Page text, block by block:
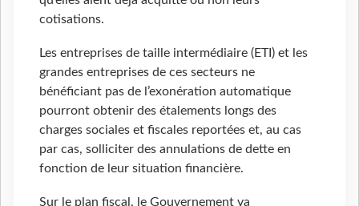
cotisations.
Les entreprises de taille intermédiaire (ETI) et les
grandes entreprises de ces secteurs ne
bénéficiant pas de l’exonération automatique
pourront obtenir des étalements longs des
charges sociales et fiscales reportées et, au cas
par cas, solliciter des annulations de dette en
fonction de leur situation financière.
Sur le plan fiscal, le Gouvernement va